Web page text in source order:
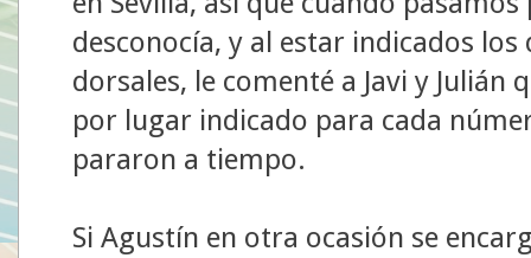
desconocía, y al estar indicados
dorsales, le comenté a Javi y
por lugar indicado para cada
pararon a tiempo.
Si Agustín en otra ocasión se